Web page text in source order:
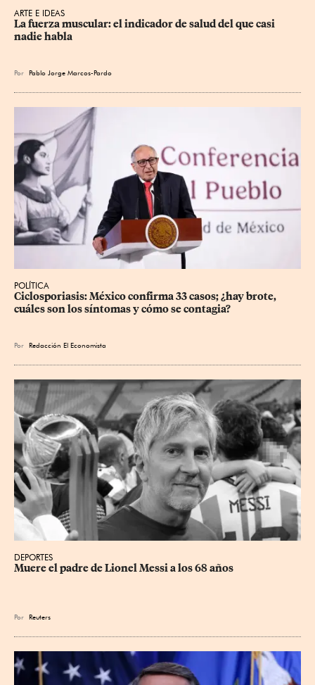
ARTE E IDEAS
La fuerza muscular: el indicador de salud del que casi
nadie habla
Por Pablo Jorge Marcos-Pardo
POLÍTICA
Ciclosporiasis: México confirma 33 casos; ¿hay brote,
cuáles son los síntomas y cómo se contagia?
Por Redacción El Economista
DEPORTES
Muere el padre de Lionel Messi a los 68 años
Por Reuters